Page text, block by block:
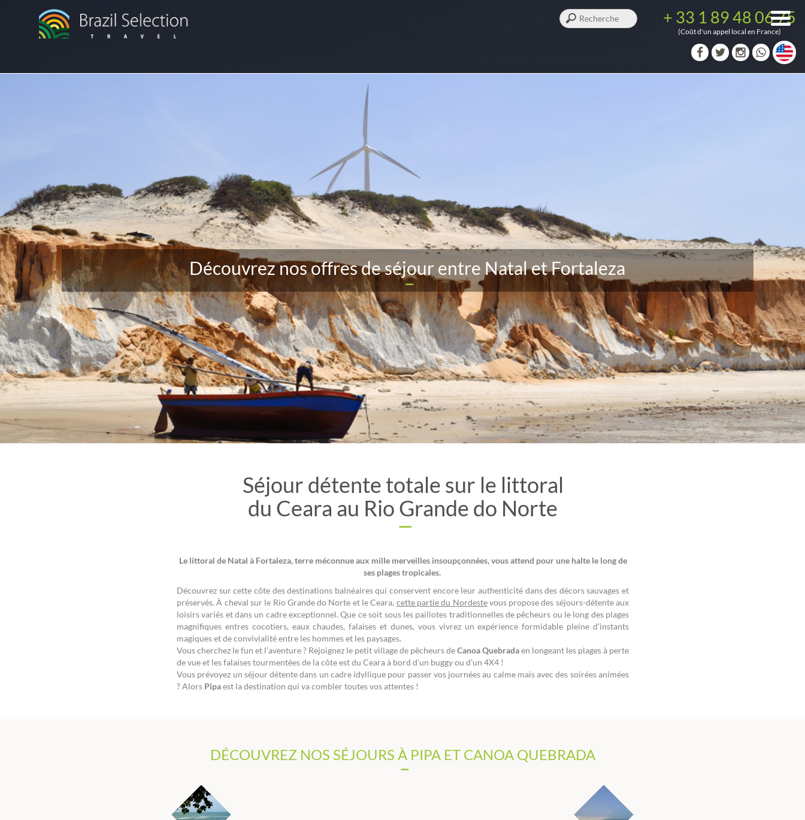
Séjour détente totale sur le littoral
du Ceara au Rio Grande do Norte
Le littoral de Natal à Fortaleza, terre méconnue aux mille merveilles insoupçonnées, vous attend pour une halte le long de
ses plages tropicales.
Découvrez sur cette côte des destinations balnéaires qui conservent encore leur authenticité dans des décors sauvages et
préservés.À cheval sur le Rio Grande do Norte et le Ceara, cette partie du Nordestevous propose des séjours-détente aux
loisirs variés et dans un cadre exceptionnel. Que ce soit sous les paillotes traditionnelles de pêcheurs ou le long des plages
magnifiques entres cocotiers, eaux chaudes, falaises et dunes, vous vivrez un expérience formidable pleine d’instants
magiques et de convivialité entre les hommes et les paysages.
Vous cherchez le fun et l’aventure ? Rejoignez le petit village de pêcheurs deCanoa Quebradaen longeant les plages à perte
de vue et les falaises tourmentées de la côte est du Ceara à bord d’un buggy ou d’un 4X4 !
Vous prévoyez un séjour détente dans un cadre idyllique pour passer vos journées au calme mais avec des soirées animées
? Alors Pipaest la destination qui va combler toutes vos attentes !
Découvrez nos offres de séjour entre Natal et Fortaleza
DÉCOUVREZ NOS SÉJOURS À PIPA ET CANOA QUEBRADA
+ 33 1 89 48 06 75
(Coût d'un appel local en France)